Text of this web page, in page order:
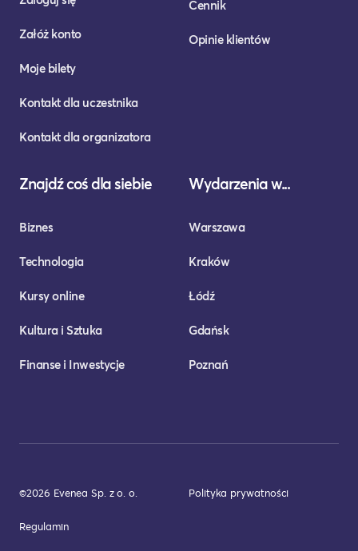
Załóż konto
Moje bilety
Kontakt dla uczestnika
Kontakt dla organizatora
Cennik
Opinie klientów
Znajdź coś dla siebie
Biznes
Technologia
Kursy online
Kultura i Sztuka
Finanse i Inwestycje
Wydarzenia w...
Warszawa
Kraków
Łódź
Gdańsk
Poznań
©2026 Evenea Sp. z o. o. Polityka prywatności
Regulamin